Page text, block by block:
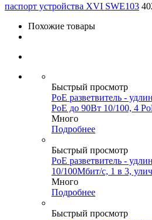
паспорт устройства XVI SWE103
Похожие товары
Быстрый просмотр
PoE разветвитель -
PoE до 90Вт 10/100, 4
Много
Подробнее
Быстрый просмотр
PoE разветвитель -
10/100Мбит/с, 1 в 3,
Много
Подробнее
Быстрый просмотр